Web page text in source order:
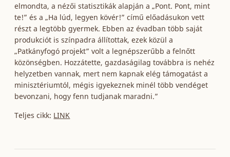
elmondta, a nézői statisztikák alapján a „Pont. Pont, mint
te!” és a „Ha lúd, legyen kövér!” című előadásukon vett
részt a legtöbb gyermek. Ebben az évadban több saját
produkciót is színpadra állítottak, ezek közül a
„Patkányfogó projekt” volt a legnépszerűbb a felnőtt
közönségben. Hozzátette, gazdaságilag továbbra is nehéz
helyzetben vannak, mert nem kapnak elég támogatást a
minisztériumtól, mégis igyekeznek minél több vendéget
bevonzani, hogy fenn tudjanak maradni.”
Teljes cikk: LINK